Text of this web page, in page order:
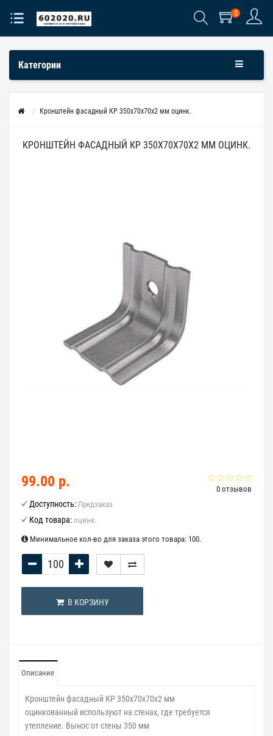
0
Категории
Кронштейн фасадный КР 350х70х70х2 мм оцинк.
КРОНШТЕЙН ФАСАДНЫЙ КР 350Х70Х70Х2 ММ ОЦИНК.
0 отзывов
99.00 р.
Доступность: Предзаказ
Код товара: оцинк.
Минимальное кол-во для заказа этого товара: 100.
В КОРЗИНУ
Описание
Кронштейн фасадный КР 350х70х70х2 мм
оцинкованный используют на стенах, где требуется
утепление. Вынос от стены 350 мм